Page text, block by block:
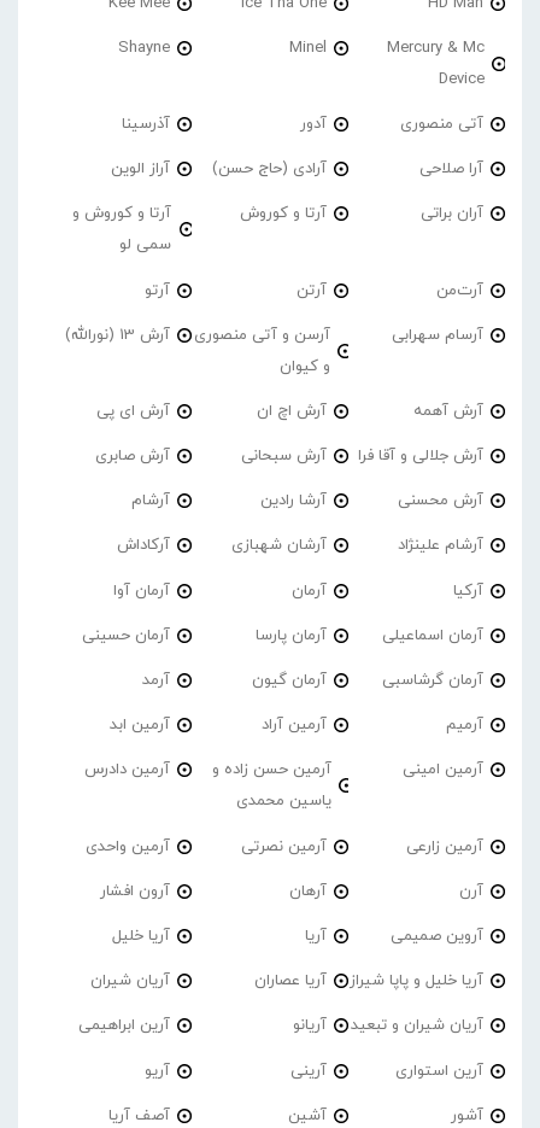
Mercury & Mc
Device
Minel
Shayne
آتی منصوری آدور آذرسینا
آرا صلاحی آرادی (حاج حسن) آراز الوین
آران براتی آرتا و کوروش
آرتا و کوروش و
سمی لو
آرت‌من آرتن آرتو
آرسام سهرابی
آرسن و آتی منصوری
و کیوان
آرش 13 (نورالله)
آرش آهمه آرش اچ ان آرش ای پی
آرش جلالی و آقا فرا آرش سبحانی آرش صابری
آرش محسنی آرشا رادین آرشام
آرشام علینژاد آرشان شهبازی آرکاداش
آرکیا آرمان آرمان آوا
آرمان اسماعیلی آرمان پارسا آرمان حسینی
آرمان گرشاسبی آرمان گیون آرمد
آرمیم آرمین آراد آرمین ابد
آرمین امینی
آرمین حسن زاده و
یاسین محمدی
آرمین دادرس
آرمین زارعی آرمین نصرتی آرمین واحدی
آرن آرهان آرون افشار
آروین صمیمی آریا آریا خلیل
آریا خلیل و پاپا شیراز آریا عصاران آریان شیران
آریان شیران و تبعید آریانو آرین ابراهیمی
آرین استواری آرینی آریو
آشور آشین آصف آریا